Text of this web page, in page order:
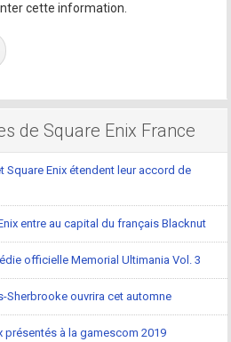
cette information.
de Square Enix France
Square Enix étendent leur accord de
entre au capital du français Blacknut
officielle Memorial Ultimania Vol. 3
Sherbrooke ouvrira cet automne
présentés à la gamescom 2019